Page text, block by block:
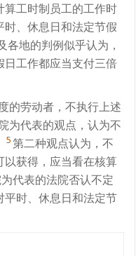
工时制员工的工作时
、休息日和法定节假
地的判例似乎认为，
工作都应当支付三倍
的劳动者，不执行上述
为代表的观点，认为不
5第二种观点认为，不
获得，应当看在核算
代表的法院否认不定
时、休息日和法定节